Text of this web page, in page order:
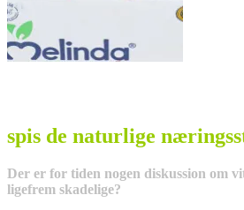
spis de naturlige
Der er for tiden nogen diskussion om
ligefrem skadelige?